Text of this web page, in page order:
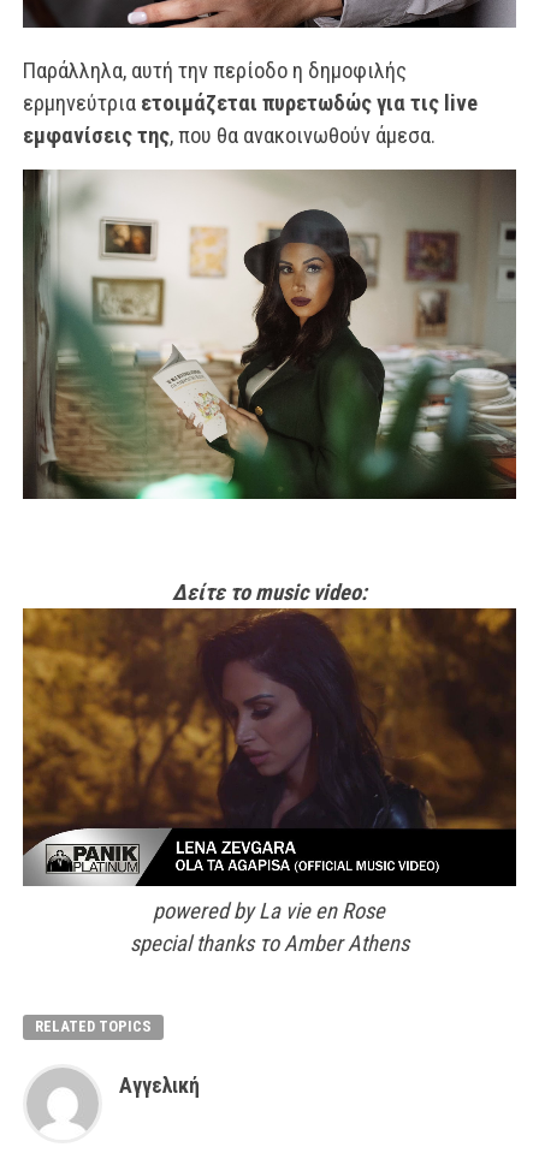
Παράλληλα, αυτή την περίοδο η δημοφιλής
ερμηνεύτρια ετοιμάζεται πυρετωδώς για τις live
εμφανίσεις της, που θα ανακοινωθούν άμεσα.
Δείτε το music video:
powered by La vie en Rose
special thanks το Amber Athens
RELATED TOPICS
Αγγελική